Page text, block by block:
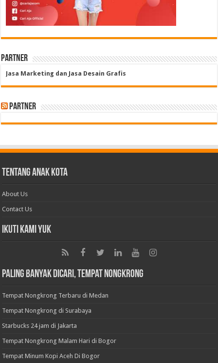
Partner
Jasa Marketing dan Jasa Desain Grafis
Partner
Tentang Anak Kota
About Us
Contact Us
Ikuti Kami Yuk
Paling Banyak Dicari, Tempat Nongkrong
Tempat Nongkrong Terbaru di Medan
Tempat Nongkrong di Surabaya
Starbucks 24 jam di Jakarta
Tempat Nongkrong Malam Hari di Bogor
Tempat Minum Kopi Aceh Di Bogor